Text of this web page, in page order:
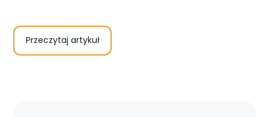
Przeczytaj artykuł